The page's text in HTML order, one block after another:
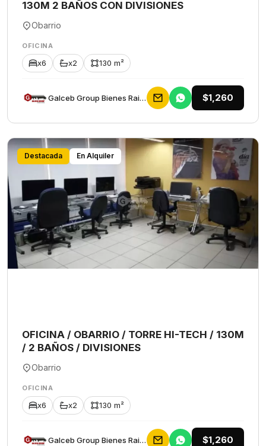
130M 2 BAÑOS CON DIVISIONES
Obarrio
OFICINA
x6 x2 130 m²
Galceb Group Bienes Raices $1,260
Destacada En Alquiler
OFICINA / OBARRIO / TORRE HI-TECH / 130M
/ 2 BAÑOS / DIVISIONES
Obarrio
OFICINA
x6 x2 130 m²
Galceb Group Bienes Raices $1,260